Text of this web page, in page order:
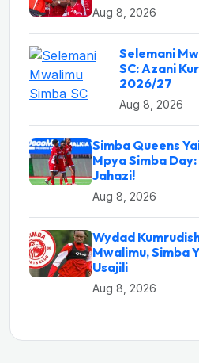
Aug 8, 2026
Selemani
SC: Azani
2026/27
Aug 8, 2026
Simba Queens
Mpya Simba
Jahazi!
Aug 8, 2026
Wydad
Mwalimu, Simba
Usajili
Aug 8, 2026